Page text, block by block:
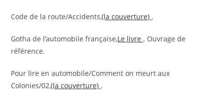
Code de la route/Accidents,(la couverture) .
Gotha de l’automobile française,Le livre . Ouvrage de
référence.
Pour lire en automobile/Comment on meurt aux
Colonies/02,(la couverture) .